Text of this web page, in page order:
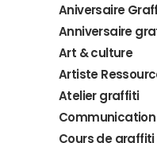
Aniversaire
Anniversaire
Art & culture
Artiste
Atelier graffiti
Communication
Cours de graffiti